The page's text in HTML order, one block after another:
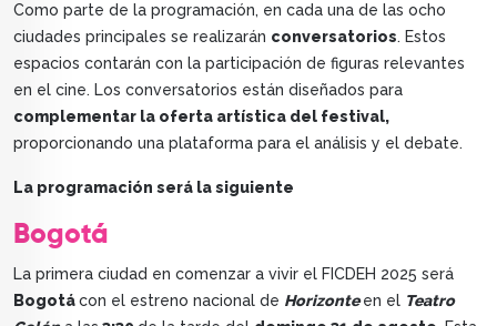
Como parte de la programación, en cada una de las ocho
ciudades principales se realizarán conversatorios. Estos
espacios contarán con la participación de figuras relevantes
en el cine. Los conversatorios están diseñados para
complementar la oferta artística del festival,
proporcionando una plataforma para el análisis y el debate.
La programación será la siguiente
Bogotá
La primera ciudad en comenzar a vivir el FICDEH 2025 será
Bogotácon el estreno nacional de Horizonteen el Teatro